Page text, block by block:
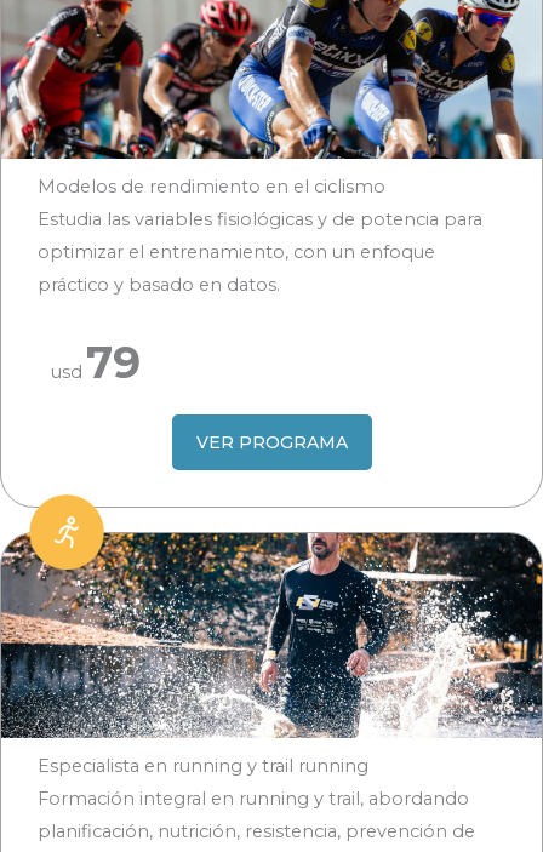
Modelos de rendimiento en el ciclismo
Estudia las variables fisiológicas y de potencia para
optimizar el entrenamiento, con un enfoque
práctico y basado en datos.
usd 79
VER PROGRAMA
Especialista en running y trail running
Formación integral en running y trail, abordando
planificación, nutrición, resistencia, prevención de